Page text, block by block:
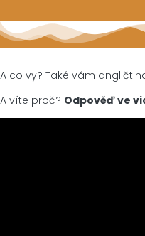
A co vy? Také vám
A víte proč? Odpověď ve